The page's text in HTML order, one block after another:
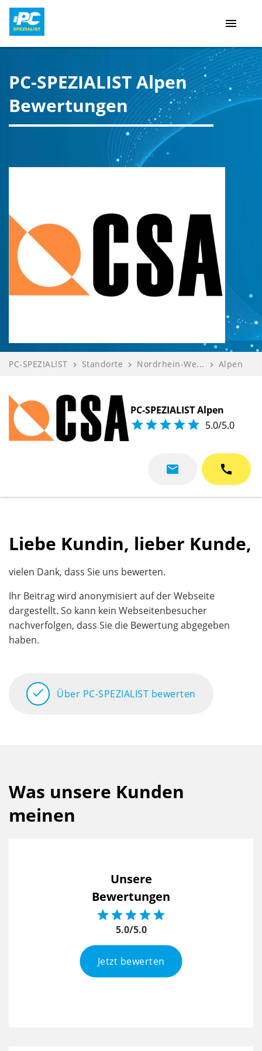
menu
PC-SPEZIALIST Alpen
Bewertungen
PC-SPEZIALIST navigate_next Standorte navigate_next Nordrhein-We... navigate_next Alpen
PC-SPEZIALIST Alpen
 5.0/5.0
mail call
Liebe Kundin, lieber Kunde,
vielen Dank, dass Sie uns bewerten.
Ihr Beitrag wird anonymisiert auf der Webseite
dargestellt. So kann kein Webseitenbesucher
nachverfolgen, dass Sie die Bewertung abgegeben
haben.
check Über PC-SPEZIALIST bewerten
Was unsere Kunden
meinen
Unsere
Bewertungen

5.0/5.0
Jetzt bewerten